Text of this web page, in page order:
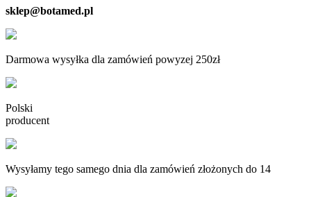
sklep@botamed.pl
Darmowa wysyłka dla zamówień powyzej 250zł
Polski
producent
Wysyłamy tego samego dnia dla zamówień złożonych do 14